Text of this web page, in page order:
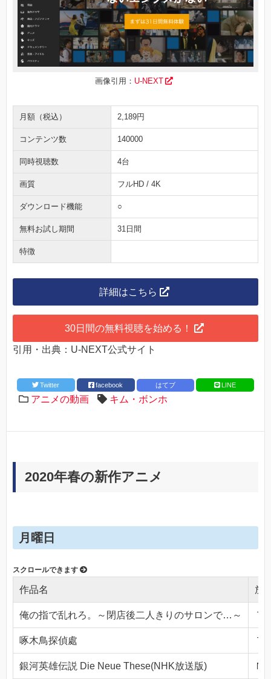
画像引用： U-NEXT
月額（税込） 2,189円
コンテンツ数 140000
同時視聴数 4台
画質 フルHD / 4K
ダウンロード機能 ○
無料お試し期間 31日間
特徴
詳細はこちら
30日間の無料視聴を始める！
引用・出典：U-NEXT公式サイト
Twitter facebook はてブ LINE
アニメの動画 キム・ボンホ
2020年春の新作アニメ
月曜日
作品名 放
俺の指で乱れろ。～閉店後二人きりのサロンで…～ Ｔ
啄木鳥探偵處 Ｔ
銀河英雄伝説 Die Neue These(NHK放送版) Ｎ